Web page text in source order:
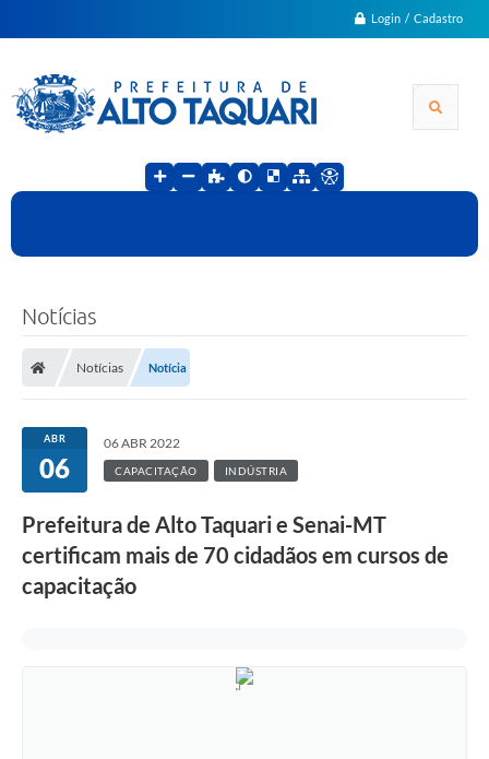
Login / Cadastro
Notícias
Notícias Notícia
ABR
06
06 ABR 2022
CAPACITAÇÃO INDÚSTRIA
Prefeitura de Alto Taquari e Senai-MT
certificam mais de 70 cidadãos em cursos de
capacitação